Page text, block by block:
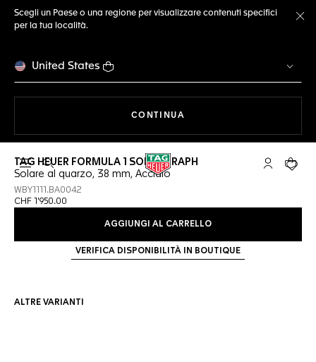
Scegli un Paese o una regione per visualizzare contenuti specifici
per la tua località.
United States
CONTINUA
Apri la ricerca L'account
Il tuo
TAG HEUER FORMULA 1 SOLARGRAPH
Solare al quarzo, 38 mm, Acciaio
WBY1111.BA0042
CHF 1'950.00
AGGIUNGI AL CARRELLO
VERIFICA DISPONIBILITÀ IN BOUTIQUE
ALTRE VARIANTI